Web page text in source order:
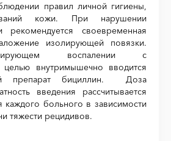
правил личной гигиены,
кожи. При нарушении
рекомендуется своевременная
изолирующей повязки.
воспалении с
целью внутримышечно вводится
препарат бициллин. Доза
введения рассчитывается
каждого больного в зависимости
тяжести рецидивов.